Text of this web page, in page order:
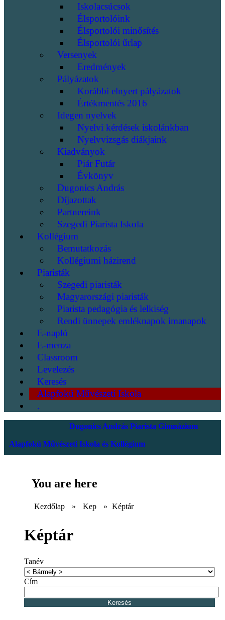
Iskolacsúcsok
Élsportolóink
Élsportolói minősítés
Élsportolói űrlap
Versenyek
Eredmények
Pályázatok
Korábbi elnyert pályázatok
Értékmentés 2016
Idegen nyelvek
Nyelvi kérdések iskolánkban
Nyelvvizsgás diákjaink
Kiadványok
Piár Futár
Évkönyv
Dugonics András
Díjazottak
Partnereink
Szegedi Piarista Iskola
Kollégium
Bemutatkozás
Kollégiumi házirend
Piaristák
Szegedi piaristák
Magyarországi piaristák
Piarista pedagógia és lelkiség
Rendi ünnepek emléknapok imanapok
E-napló
E-menza
Classroom
Levelezés
Keresés
Alapfokú Művészeti Iskola
.
Dugonics András Piarista Gimnázium
Alapfokú Művészeti Iskola és Kollégium
You are here
Kezdőlap » Kep » Képtár
Képtár
Tanév
Cím